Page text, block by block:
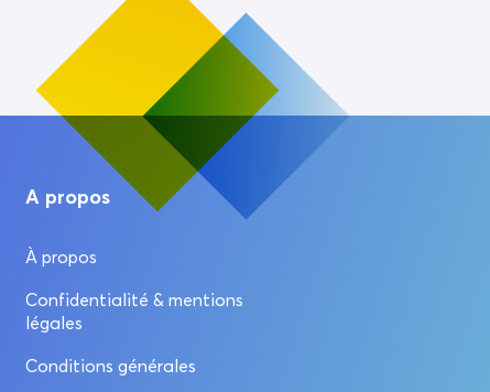
A propos
À propos
Confidentialité & mentions
légales
Conditions générales